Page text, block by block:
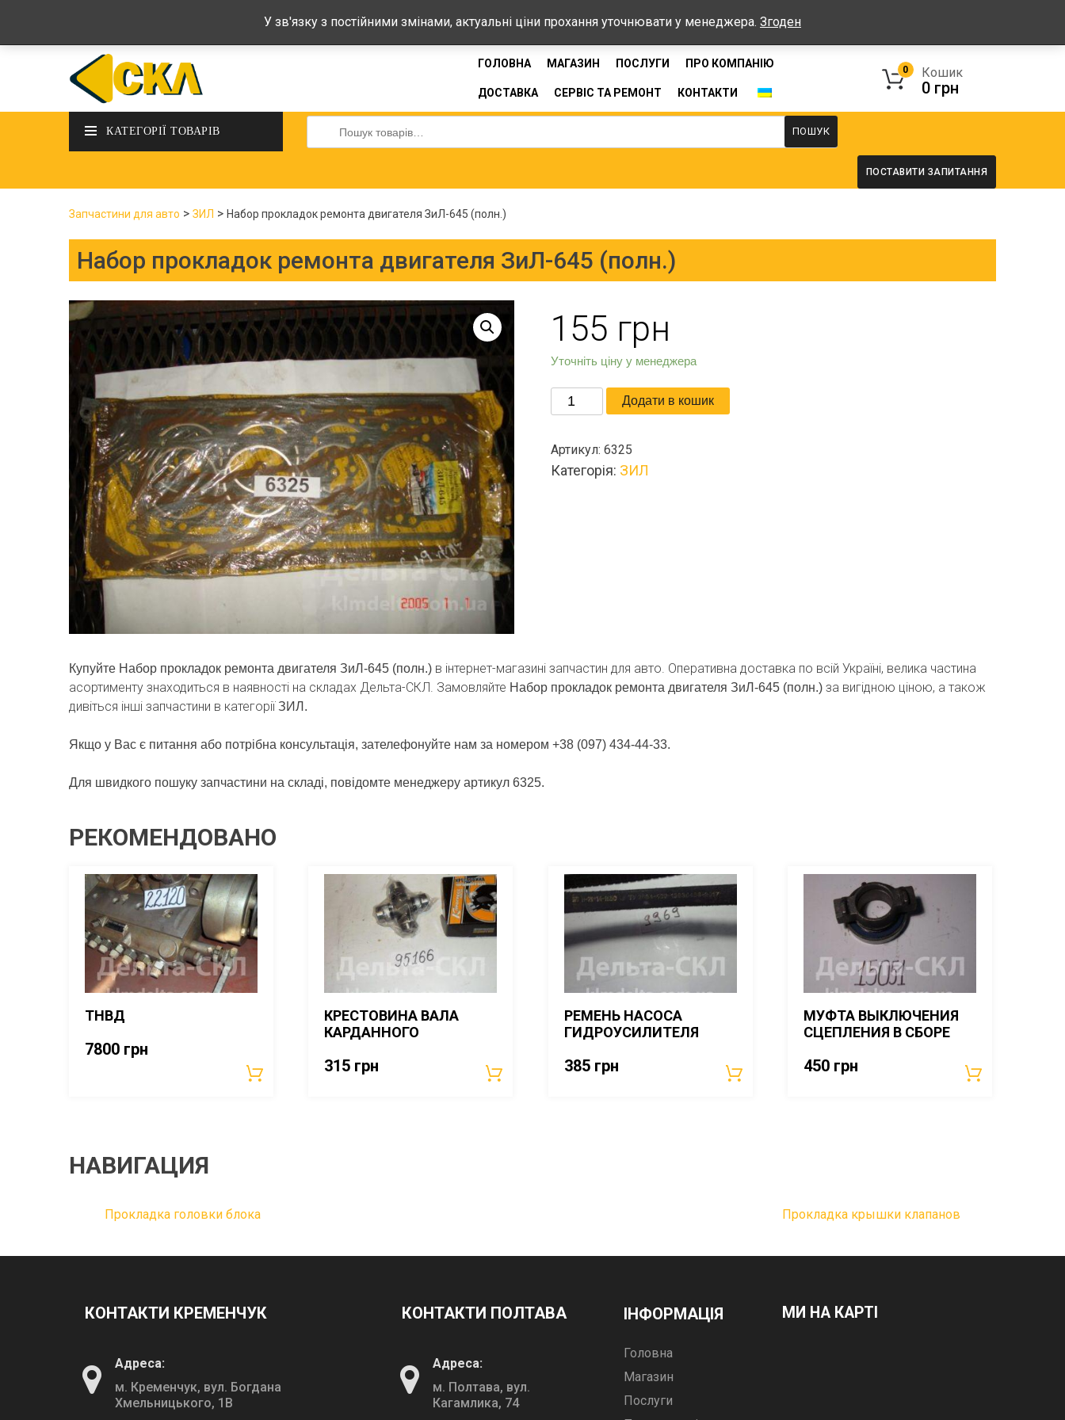
+38 (097) 434-44-33 Графік: Пн-Пт: 08:00-17:00, Сб-Нд - вихідні
ГОЛОВНА МАГАЗИН ПОСЛУГИ ПРО КОМПАНІЮ
ДОСТАВКА СЕРВІС ТА РЕМОНТ КОНТАКТИ
Кошик
0
0 грн
КАТЕГОРІЇ ТОВАРІВ
Шукати:
ПОШУК
ПОСТАВИТИ ЗАПИТАННЯ
Запчастини для авто > ЗИЛ > Набор прокладок ремонта двигателя ЗиЛ-645 (полн.)
Набор прокладок ремонта двигателя ЗиЛ-645 (полн.)
155 грн
Уточніть ціну у менеджера
Набор
прокладок
двигателя
ЗиЛ-645
Додати в кошик
Артикул:6325
Категорія: ЗИЛ
Купуйте Набор прокладок ремонта двигателя ЗиЛ-645 (полн.) в інтернет-магазині запчастин для авто. Оперативна доставка по всій Україні, велика частина
асортименту знаходиться в наявності на складах Дельта-СКЛ. Замовляйте Набор прокладок ремонта двигателя ЗиЛ-645 (полн.) за вигідною ціною, а також
дивіться інші запчастини в категоріїЗИЛ.
Якщо у Вас є питання або потрібна консультація, зателефонуйте нам за номером +38 (097) 434-44-33.
Для швидкого пошуку запчастини на складі, повідомте менеджеру артикул 6325.
РЕКОМЕНДОВАНО
ТНВД
7800 грн
КРЕСТОВИНА ВАЛА
КАРДАННОГО
315 грн
РЕМЕНЬ НАСОСА
ГИДРОУСИЛИТЕЛЯ
385 грн
МУФТА ВЫКЛЮЧЕНИЯ
СЦЕПЛЕНИЯ В СБОРЕ
450 грн
НАВИГАЦИЯ
Прокладка головки блока Прокладка крышки клапанов
КОНТАКТИ КРЕМЕНЧУК
Адреса:
м. Кременчук, вул. Богдана
Хмельницького, 1В
КОНТАКТИ ПОЛТАВА
Адреса:
м. Полтава, вул.
Кагамлика, 74
ІНФОРМАЦІЯ
Головна
Магазин
Послуги
МИ НА КАРТІ
У зв'язку з постійними змінами, актуальні ціни прохання уточнювати у менеджера. Згоден